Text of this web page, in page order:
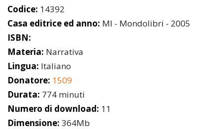
Codice: 14392
Casa editrice ed anno: MI - Mondolibri - 2005
ISBN:
Materia: Narrativa
Lingua: Italiano
Donatore: 1509
Durata: 774 minuti
Numero di download: 11
Dimensione: 364Mb